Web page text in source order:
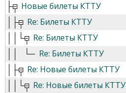
Новые билеты КТТУ
Re: Билеты КТТУ
Re: Билеты КТТУ
Re: Билеты КТТУ
Re: Новые билеты КТТУ
Re: Новые билеты КТТУ